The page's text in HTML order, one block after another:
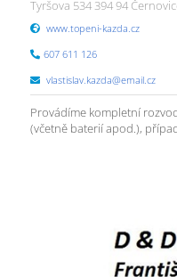
Tyršova 534 394 94
www.topeni-kazda.cz
607 611 126
vlastislav.kazda@email.cz
Provádíme kompletní
(včetně baterií apod.),